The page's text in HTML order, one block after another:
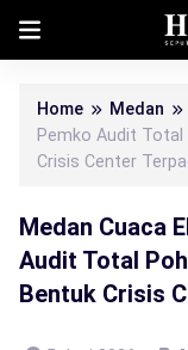
Home Medan
Pemko Audit Total
Crisis Center
Medan Cuaca
Audit Total
Bentuk Crisis